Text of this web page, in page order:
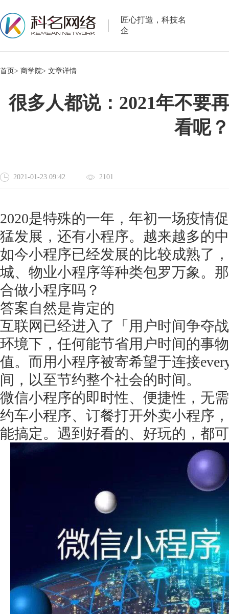
匠心打造，科技名
企
首页> 商学院> 文章详情
很多人都说：2021年不要
看呢？
2021-01-23 09:42 2101
2020是特殊的一年，年初一场疫情
猛发展，还有小程序。越来越多的
如今小程序已经发展的比较成熟了
城、物业小程序等种类包罗万象。
合做小程序吗？
答案自然是肯定的
互联网已经进入了「用户时间争夺
环境下，任何能节省用户时间的事
值。而用小程序被寄希望于连接
间，以至节约整个社会的时间。
微信小程序的即时性、便捷性，无
约车小程序、订餐打开外卖小程序
能搞定。遇到好看的、好玩的，都
获得产品报价方案
1万个想法不如1次的方案落地
扫码添加[商务总监]沟通方案
扫码沟通